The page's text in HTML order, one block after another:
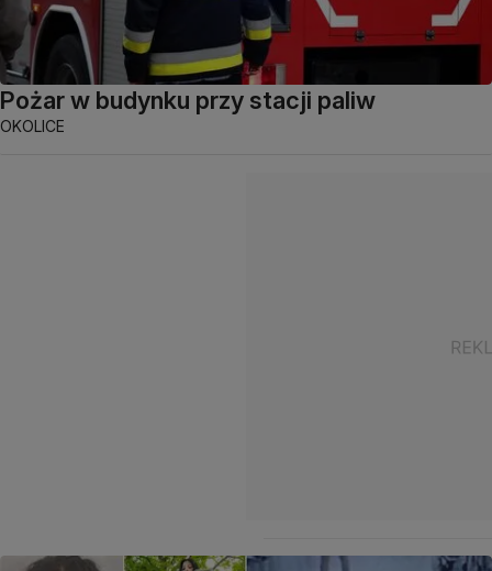
Pożar w budynku przy stacji paliw
OKOLICE